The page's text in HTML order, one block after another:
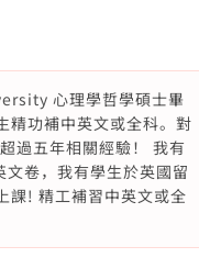
心理學哲學碩士畢
精功補中英文或全科。對
過五年相關經驗！ 我有
卷，我有學生於英國留
課! 精工補習中英文或全